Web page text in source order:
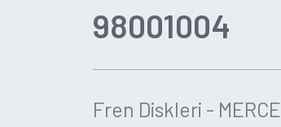
98001004
Fren Diskleri -